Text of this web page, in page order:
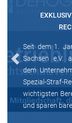
Seit dem 1.
Sachsen e.V.
dem
Spezial-Straf-
wichtigsten
und sparen
Previous